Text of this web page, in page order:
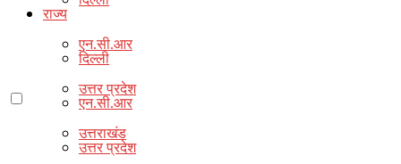
एन.सी.आर
उत्तर प्रदेश
उत्तराखंड
राज्य
दिल्ली
एन.सी.आर
उत्तर प्रदेश